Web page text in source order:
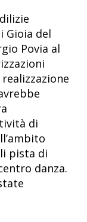
Gioia del
Povia al
di
pista di
danza.